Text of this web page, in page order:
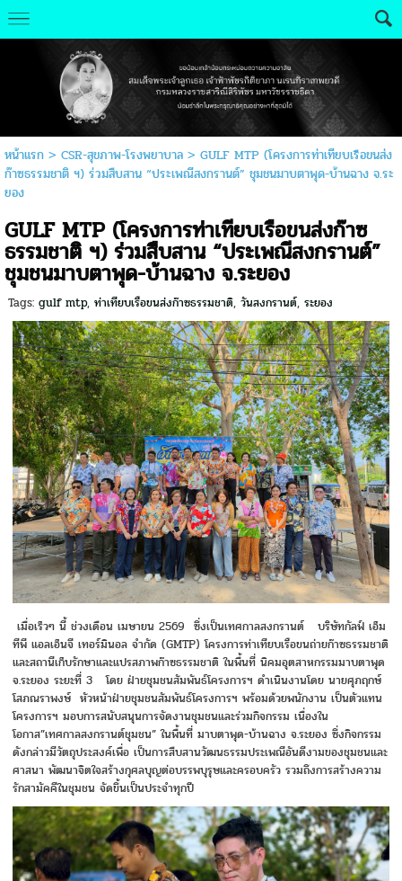
หน้าแรก> CSR-สุขภาพ-โรงพยาบาล> GULF MTP (โครงการท่าเทียบเรือขนส่ง
ก๊าซธรรมชาติ ฯ) ร่วมสืบสาน “ประเพณีสงกรานต์” ชุมชนมาบตาพุด-บ้านฉาง จ.ระ
ยอง
GULF MTP (โครงการท่าเทียบเรือขนส่งก๊าซ
ธรรมชาติ ฯ) ร่วมสืบสาน “ประเพณีสงกรานต์”
ชุมชนมาบตาพุด-บ้านฉาง จ.ระยอง
Tags: gulf mtp, ท่าเทียบเรือขนส่งก๊าซธรรมชาติ, วันสงกรานต์, ระยอง
เมื่อเร็วๆ นี้ ช่วงเดือน เมษายน 2569 ซึ่งเป็นเทศกาลสงกรานต์ บริษัทกัลฟ์ เอ็ม
ทีพี แอลเอ็นจี เทอร์มินอล จำกัด (GMTP) โครงการท่าเทียบเรือขนถ่ายก๊าซธรรมชาติ
และสถานีเก็บรักษาและแปรสภาพก๊าซธรรมชาติ ในพื้นที่ นิคมอุตสาหกรรมมาบตาพุด
จ.ระยอง ระยะที่ 3 โดย ฝ่ายชุมชนสัมพันธ์โครงการฯ ดำเนินงานโดย นายศุภฤกษ์
โสภณราพงษ์ หัวหน้าฝ่ายชุมชนสัมพันธ์โครงการฯ พร้อมด้วยพนักงาน เป็นตัวแทน
โครงการฯ มอบการสนับสนุนการจัดงานชุมชนและร่วมกิจกรรม เนื่องใน
โอกาส”เทศกาลสงกรานต์ชุมชน” ในพื้นที่ มาบตาพุด-บ้านฉาง จ.ระยอง ซึ่งกิจกรรม
ดังกล่าวมีวัตถุประสงค์เพื่อ เป็นการสืบสานวัฒนธรรมประเพณีอันดีงามของชุมชนและ
ศาสนา พัฒนาจิตใจสร้างกุศลบุญต่อบรรพบุรุษและครอบครัว รวมถึงการสร้างความ
รักสามัคคีในชุมชน จัดขึ้นเป็นประจำทุกปี